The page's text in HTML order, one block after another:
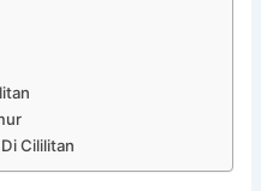
Cililitan